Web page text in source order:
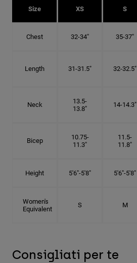
Size XS S
Chest 32-34" 35-37"
Length 31-31.5" 32-32.5"
Neck
13.5-
13.8"
14-14.3"
Bicep
10.75-
11.3"
11.5-
11.8"
Height 5'6"-5'8" 5'6"-5'8"
Women's
Equivalent
S M
Consigliati per te